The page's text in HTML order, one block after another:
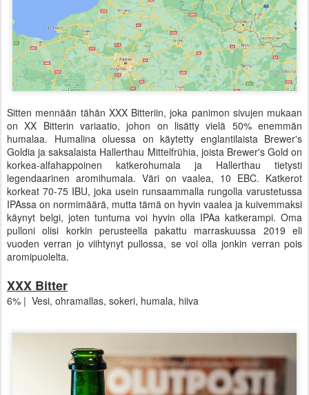
Sitten mennään tähän XXX Bitteriin, joka panimon sivujen mukaan
on XX Bitterin variaatio, johon on lisätty vielä 50% enemmän
humalaa. Humalina oluessa on käytetty englantilaista Brewer's
Goldia ja saksalaista Hallerthau Mittelfrühia, joista Brewer's Gold on
korkea-alfahappoinen katkerohumala ja Hallerthau tietysti
legendaarinen aromihumala. Väri on vaalea, 10 EBC. Katkerot
korkeat 70-75 IBU, joka usein runsaammalla rungolla varustetussa
IPAssa on normimäärä, mutta tämä on hyvin vaalea ja kuivemmaksi
käynyt belgi, joten tuntuma voi hyvin olla IPAa katkerampi. Oma
pulloni olisi korkin perusteella pakattu marraskuussa 2019 eli
vuoden verran jo viihtynyt pullossa, se voi olla jonkin verran pois
aromipuolelta.
XXX Bitter
6% | Vesi, ohramallas, sokeri, humala, hiiva